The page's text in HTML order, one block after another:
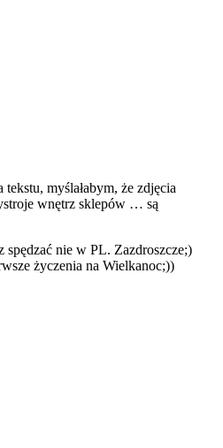
myślałabym, że zdjęcia
wnętrz sklepów … są
spędzać nie w PL. Zazdroszcze;)
życzenia na Wielkanoc;))